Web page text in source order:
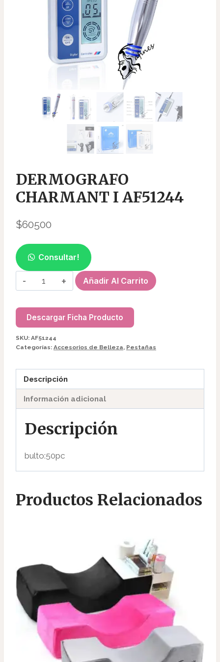
DERMOGRAFO
CHARMANT I AF51244
$60500
Consultar!
DERMOGRAFO
CHARMANT
AF51244
cantidad
Añadir Al Carrito
Descargar Ficha Producto
SKU: AF51244
Categorías: Accesorios de Belleza, Pestañas
Descripción
Información adicional
Descripción
bulto:50pc
Productos Relacionados